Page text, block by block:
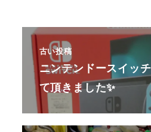
古い投稿
ニンテンドースイッ
て頂きました✨